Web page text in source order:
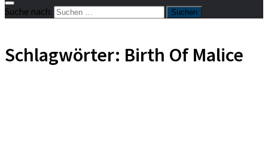
Suche nach:
Schlagwörter: Birth Of Malice